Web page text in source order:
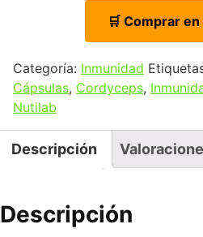
🛒 Comprar
Categoría: Inmunidad
Cápsulas, Cordyceps,
Nutilab
Descripción
Descripción